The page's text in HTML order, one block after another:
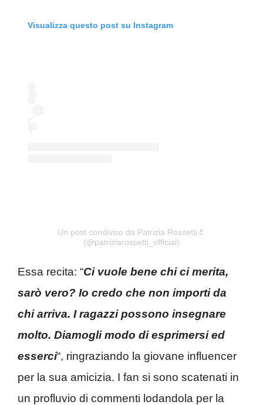
Visualizza questo post su Instagram
Un post condiviso da Patrizia Rossetti💄
(@patriziarossetti_official)
Essa recita: “Civuole bene chi ci merita,
sarò vero? Io credo che non importi da
chi arriva. I ragazzi possono insegnare
molto. Diamogli modo di esprimersi ed
esserci“, ringraziando la giovane influencer
per la sua amicizia. I fan si sono scatenati in
un profluvio di commenti lodandola per la